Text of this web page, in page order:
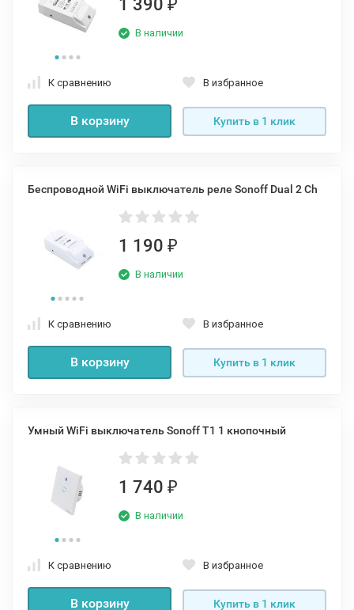
1 390 ₽
В наличии
К сравнению В избранное
В корзину Купить в 1 клик
Беспроводной WiFi выключатель реле Sonoff Dual 2 Ch
1 190 ₽
В наличии
К сравнению В избранное
В корзину Купить в 1 клик
Умный WiFi выключатель Sonoff T1 1 кнопочный
1 740 ₽
В наличии
К сравнению В избранное
В корзину Купить в 1 клик